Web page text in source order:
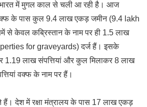
भारत में मुगल काल से चली आ रही है। आज
के पास कुल 9.4 लाख एकड़ जमीन (9.4 lakh
से केवल कब्रिस्तान के नाम पर ही 1.5 लाख
for graveyards) दर्ज हैं। इसके
1.19 लाख संपत्तियां और कुल मिलाकर 8 लाख
वक्फ के नाम पर हैं।
देश में रक्षा मंत्रालय के पास 17 लाख एकड़